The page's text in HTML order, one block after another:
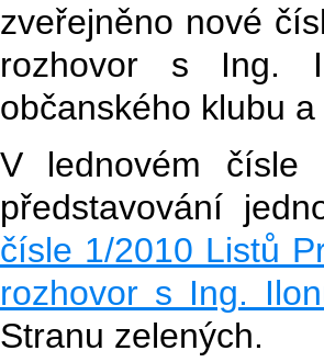
zveřejněno nové
rozhovor s Ing.
občanského klubu
V lednovém
představování
čísle 1/2010 Listů
rozhovor s Ing.
Stranu zelených.